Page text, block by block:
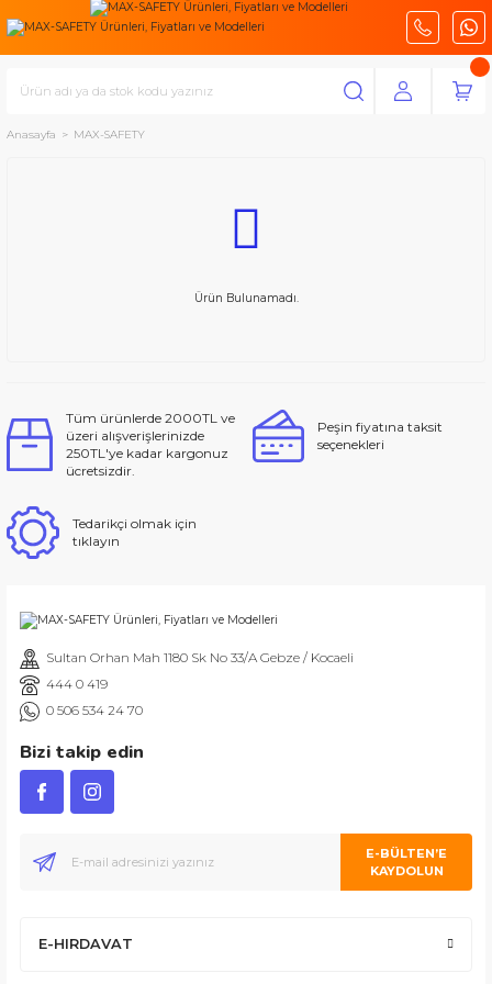
Anasayfa MAX-SAFETY
Ürün Bulunamadı.
Tüm ürünlerde 2000TL ve
üzeri alışverişlerinizde
250TL'ye kadar kargonuz
ücretsizdir.
Peşin fiyatına taksit
seçenekleri
Tedarikçi olmak için
tıklayın
Sultan Orhan Mah 1180 Sk No 33/A Gebze / Kocaeli
444 0 419
0 506 534 24 70
Bizi takip edin
E-BÜLTEN’E
KAYDOLUN
E-HIRDAVAT